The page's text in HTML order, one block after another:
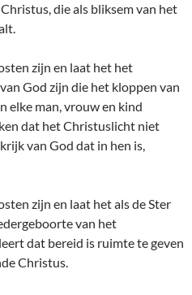
die als bliksem van het
zijn en laat het het
God zijn die het kloppen van
elke man, vrouw en kind
dat het Christuslicht niet
van God dat in hen is,
zijn en laat het als de Ster
van het
dat bereid is ruimte te geven
Christus.